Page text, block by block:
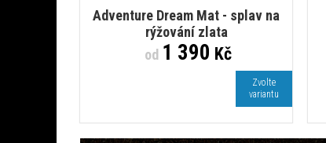
Adventure Dream Mat - splav na
rýžování zlata
od1 390 Kč
Zvolte
variantu